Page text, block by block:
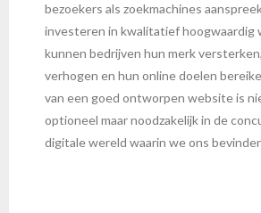
bezoekers als zoekmachines
investeren in kwalitatief hoogwaardig
kunnen bedrijven hun merk
verhogen en hun online doelen
van een goed ontworpen website is
optioneel maar noodzakelijk in de
digitale wereld waarin we ons